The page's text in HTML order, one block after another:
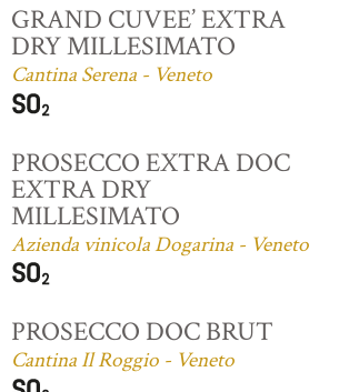
GRAND CUVEE’ EXTRA
DRY MILLESIMATO
Cantina Serena - Veneto
PROSECCO EXTRA DOC
EXTRA DRY
MILLESIMATO
Azienda vinicola Dogarina - Veneto
PROSECCO DOC BRUT
Cantina Il Roggio - Veneto